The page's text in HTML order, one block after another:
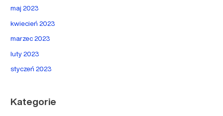
maj 2023
kwiecień 2023
marzec 2023
luty 2023
styczeń 2023
Kategorie